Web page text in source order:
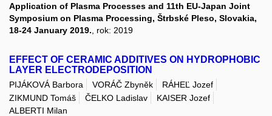
Application of Plasma Processes and 11th EU-Japan Joint
Symposium on Plasma Processing, Štrbské Pleso, Slovakia,
18-24 January 2019. , rok: 2019
EFFECT OF CERAMIC ADDITIVES ON HYDROPHOBIC
LAYER ELECTRODEPOSITION
PIJÁKOVÁ Barbora VORÁČ Zbyněk
RÁHEĽ Jozef
ZIKMUND Tomáš
ČELKO Ladislav
KAISER Jozef
ALBERTI Milan